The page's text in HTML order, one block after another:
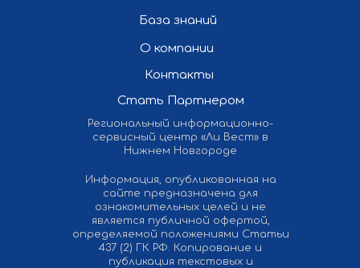
База знаний
О компании
Контакты
Стать Партнером
Региональный информационно-
сервисный центр «Ли Вест» в
Нижнем Новгороде
Информация, опубликованная на
сайте предназначена для
ознакомительных целей и не
является публичной офертой,
определяемой положениями Статьи
437 (2) ГК РФ. Копирование и
публикация текстовых и